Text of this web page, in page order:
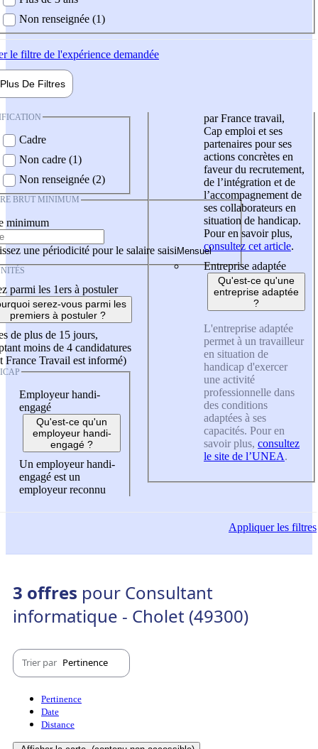
Non renseignée (1)
le filtre de l'expérience demandée
Plus De Filtres
Cadre
Non cadre (1)
Non renseignée (2)
BRUT MINIMUM
minimum
une périodicité pour le salaire saisi
parmi les 1ers à postuler
serez-vous parmi les
premiers à postuler ?
de plus de 15 jours,
moins de 4 candidatures
France Travail est informé)
Employeur handi-
engagé
Qu'est-ce qu'un
employeur handi-
engagé ?
Un employeur handi-
engagé est un
employeur reconnu
par France travail,
Cap emploi et ses
partenaires pour ses
actions concrètes en
faveur du recrutement,
de l’intégration et de
l’accompagnement de
ses collaborateurs en
situation de handicap.
Pour en savoir plus,
consultez cet article.
Entreprise adaptée
Qu'est-ce qu'une
entreprise adaptée
?
L'entreprise adaptée
permet à un travailleur
en situation de
handicap d'exercer
une activité
professionnelle dans
des conditions
adaptées à ses
capacités. Pour en
savoir plus, consultez
le site de l’UNEA.
Appliquerles filtres
3 offres pour Consultant
informatique - Cholet (49300)
Trier par Pertinence
Pertinence
Date
Distance